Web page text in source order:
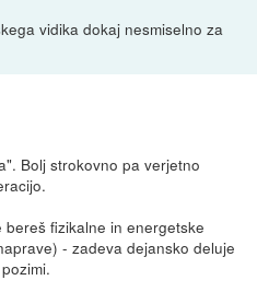
vidika dokaj nesmiselno za
Bolj strokovno pa verjetno
fizikalne in energetske
- zadeva dejansko deluje